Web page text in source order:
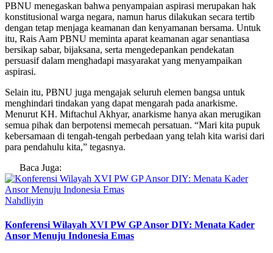
PBNU menegaskan bahwa penyampaian aspirasi merupakan hak
konstitusional warga negara, namun harus dilakukan secara tertib
dengan tetap menjaga keamanan dan kenyamanan bersama. Untuk
itu, Rais Aam PBNU meminta aparat keamanan agar senantiasa
bersikap sabar, bijaksana, serta mengedepankan pendekatan
persuasif dalam menghadapi masyarakat yang menyampaikan
aspirasi.
Selain itu, PBNU juga mengajak seluruh elemen bangsa untuk
menghindari tindakan yang dapat mengarah pada anarkisme.
Menurut KH. Miftachul Akhyar, anarkisme hanya akan merugikan
semua pihak dan berpotensi memecah persatuan. “Mari kita pupuk
kebersamaan di tengah-tengah perbedaan yang telah kita warisi dari
para pendahulu kita,” tegasnya.
Baca Juga:
Nahdliyin
Konferensi Wilayah XVI PW GP Ansor DIY: Menata Kader
Ansor Menuju Indonesia Emas